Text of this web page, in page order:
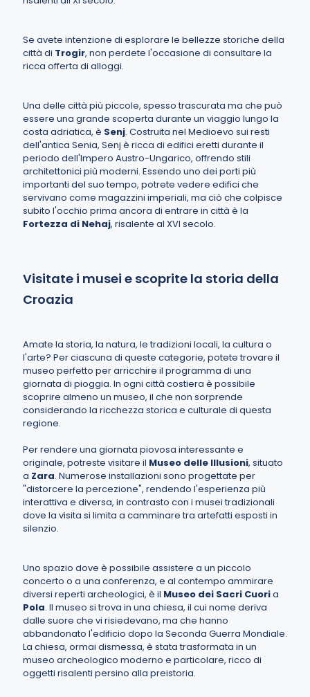
Se avete intenzione di esplorare le bellezze storiche della
città di Trogir, non perdete l'occasione di consultare la
ricca offerta di alloggi.
Una delle città più piccole, spesso trascurata ma che può
essere una grande scoperta durante un viaggio lungo la
costa adriatica, è Senj. Costruita nel Medioevo sui resti
dell'antica Senia, Senj è ricca di edifici eretti durante il
periodo dell'Impero Austro-Ungarico, offrendo stili
architettonici più moderni. Essendo uno dei porti più
importanti del suo tempo, potrete vedere edifici che
servivano come magazzini imperiali, ma ciò che colpisce
subito l'occhio prima ancora di entrare in città è la
Fortezza di Nehaj, risalente al XVI secolo.
Visitate i musei e scoprite la storia della
Croazia
Amate la storia, la natura, le tradizioni locali, la cultura o
l'arte? Per ciascuna di queste categorie, potete trovare il
museo perfetto per arricchire il programma di una
giornata di pioggia. In ogni città costiera è possibile
scoprire almeno un museo, il che non sorprende
considerando la ricchezza storica e culturale di questa
regione.
Per rendere una giornata piovosa interessante e
originale, potreste visitare il Museo delle Illusioni, situato
a Zara. Numerose installazioni sono progettate per
"distorcere la percezione", rendendo l'esperienza più
interattiva e diversa, in contrasto con i musei tradizionali
dove la visita si limita a camminare tra artefatti esposti in
silenzio.
Uno spazio dove è possibile assistere a un piccolo
concerto o a una conferenza, e al contempo ammirare
diversi reperti archeologici, è il Museo dei Sacri Cuoria
Pola. Il museo si trova in una chiesa, il cui nome deriva
dalle suore che vi risiedevano, ma che hanno
abbandonato l'edificio dopo la Seconda Guerra Mondiale.
La chiesa, ormai dismessa, è stata trasformata in un
museo archeologico moderno e particolare, ricco di
oggetti risalenti persino alla preistoria.